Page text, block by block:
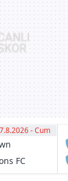
11:00
7.8.2026 - Cum
FCFC